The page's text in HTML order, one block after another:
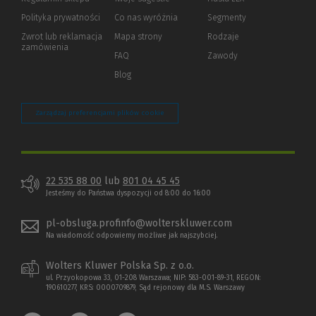
Polityka prywatności (Nowe
(Link
innej
Zwrot lub reklamacja
zamówienia
strony)
Co nas wyróżnia
Mapa strony
FAQ
Blog
Segmenty
Rodzaje
Zawody
Zarządzaj preferencjami plików cookie
22 535 88 00 lub 801 04 45 45
Jesteśmy do Państwa dyspozycji od 8:00 do 16:00
pl-obsluga.profinfo@wolterskluwer.com
Na wiadomość odpowiemy możliwe jak najszybciej.
Wolters Kluwer Polska Sp. z o.o.
ul. Przyokopowa 33, 01-208 Warszawa; NIP: 583-001-89-31, REGON:
190610277, KRS: 0000709879, Sąd rejonowy dla M.S. Warszawy